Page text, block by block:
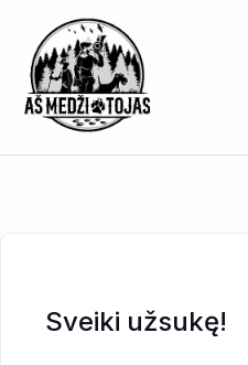
turinio
Sveiki užsukę!